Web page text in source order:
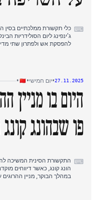
⌨ כלי תקשורת ממלכתיים
ג'ינפינג ליום הסולידריות
להפסקת אש ולפתרון שתי
של השפעת סין וקשריה עם
לרמת איום מרבית. עד אחר
השריפה בהונג קונג, ודחק
לסיקור נרחב הן על ידי כלי
מקומיים.
27.11.2025
•יום חמישי•
•
היום בו מניין
פו שבהונג קונג
⌨ התקשורת הסינית המשיכה
להדגיש את תנחומיו הקודמים